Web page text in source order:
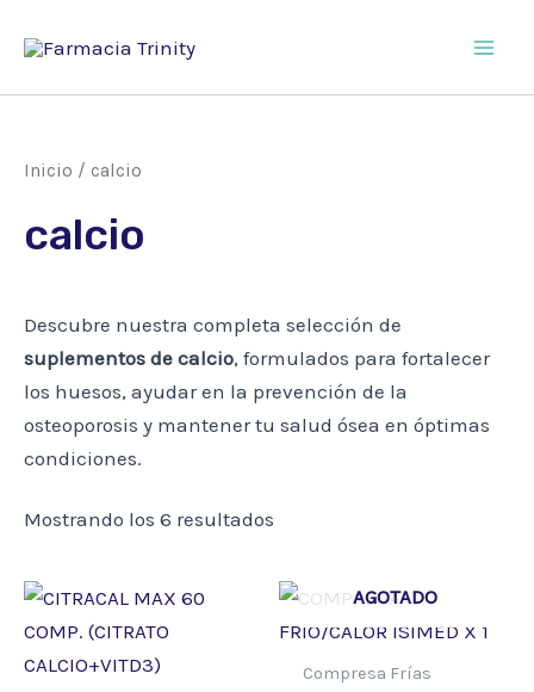
Inicio / calcio
calcio
Descubre nuestra completa selección de
suplementos de calcio, formulados para fortalecer
los huesos, ayudar en la prevención de la
osteoporosis y mantener tu salud ósea en óptimas
condiciones.
Mostrando los 6 resultados
AGOTADO
Compresa Frías